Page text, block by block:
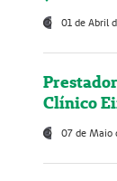
01 de Abril
Clínico
07 de Maio